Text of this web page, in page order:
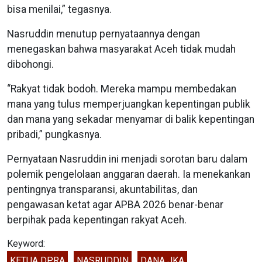
bisa menilai,” tegasnya.
Nasruddin menutup pernyataannya dengan
menegaskan bahwa masyarakat Aceh tidak mudah
dibohongi.
“Rakyat tidak bodoh. Mereka mampu membedakan
mana yang tulus memperjuangkan kepentingan publik
dan mana yang sekadar menyamar di balik kepentingan
pribadi,” pungkasnya.
Pernyataan Nasruddin ini menjadi sorotan baru dalam
polemik pengelolaan anggaran daerah. Ia menekankan
pentingnya transparansi, akuntabilitas, dan
pengawasan ketat agar APBA 2026 benar-benar
berpihak pada kepentingan rakyat Aceh.
Keyword: